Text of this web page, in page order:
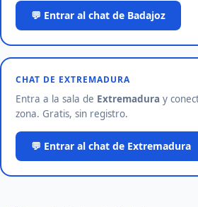
💬 Entrar al chat de Badajoz
CHAT DE EXTREMADURA
Entra a la sala de Extremadura y
zona. Gratis, sin registro.
💬 Entrar al chat de Extremadura